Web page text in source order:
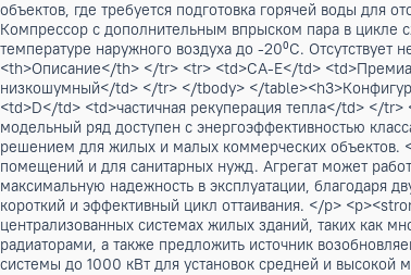
Бренд:CLIMAVENETA
Артикул: Arhiv-00222
Цена по запросу
Нет в наличии
Описание
<h2>Высокоэффективный тепловой насос с
объектов, где требуется подготовка горячей
Компрессор с дополнительным впрыском пара в
температуре наружного воздуха до -20⁰С.
<th>Описание</th> </tr> <tr> <td>CA-E</td>
низкошумный</td> </tr> </tbody> </
<td>D</td> <td>частичная рекуперация